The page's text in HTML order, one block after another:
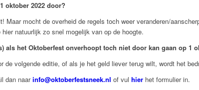
oktober 2022 door?
Maar mocht de overheid de regels toch weer veranderen/
natuurlijk zo snel mogelijk van op de hoogte.
als het Oktoberfest onverhoopt toch niet door kan gaan op 1
de volgende editie, of als je het geld liever terug wilt, wordt het
dan naarinfo@oktoberfestsneek.nl of vul hier het formulier in.